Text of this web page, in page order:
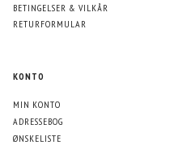
BETINGELSER & VILKÅR
RETURFORMULAR
KONTO
MIN KONTO
ADRESSEBOG
ØNSKELISTE